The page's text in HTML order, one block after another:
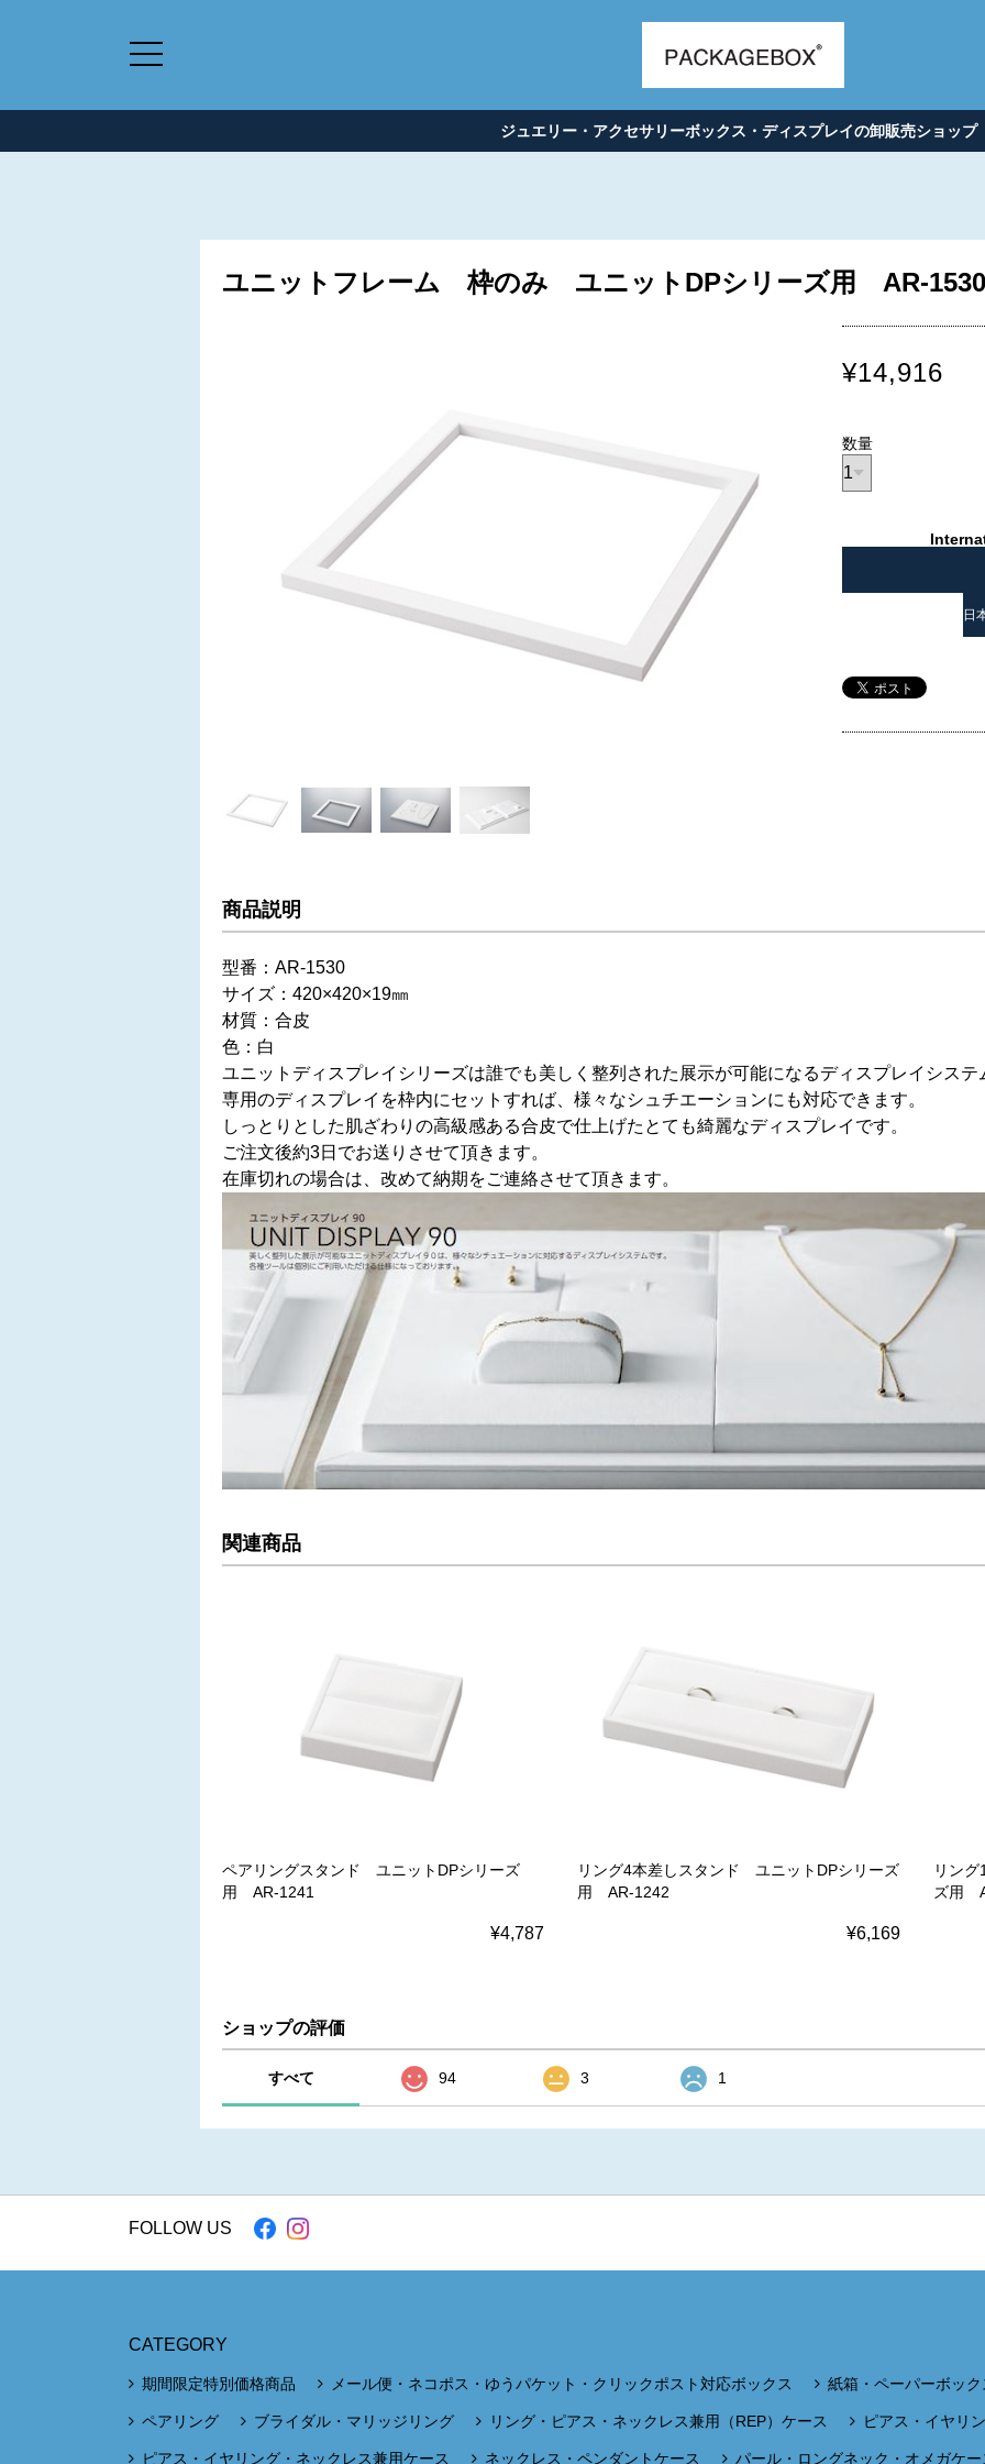
ジュエリー・アクセサリーボックス・ディスプレイの卸販売ショップ
ユニットフレーム 枠のみ ユニットDPシリーズ用 AR-1530
¥14,916
数量
日
商品説明
型番：AR-1530
サイズ：420×420×19㎜
材質：合皮
色：白
ユニットディスプレイシリーズは誰でも美しく整列された展示が可能になるディスプレイシステ
専用のディスプレイを枠内にセットすれば、様々なシュチエーションにも対応できます。
しっとりとした肌ざわりの高級感ある合皮で仕上げたとても綺麗なディスプレイです。
ご注文後約3日でお送りさせて頂きます。
在庫切れの場合は、改めて納期をご連絡させて頂きます。
関連商品
ペアリングスタンド ユニットDPシリーズ
用 AR-1241
¥4,787
リング4本差しスタンド ユニットDPシリーズ
用 AR-1242
¥6,169
リン
ズ用
ショップの評価
すべて 94 3 1
FOLLOW US
CATEGORY
期間限定特別価格商品 メール便・ネコポス・ゆうパケット・クリックポスト対応ボックス 紙箱・ペーパーボック
ペアリング ブライダル・マリッジリング リング・ピアス・ネックレス兼用（REP）ケース ピアス・イヤリ
ピアス・イヤリング・ネックレス兼用ケース ネックレス・ペンダントケース パール・ロングネック・オメガケー